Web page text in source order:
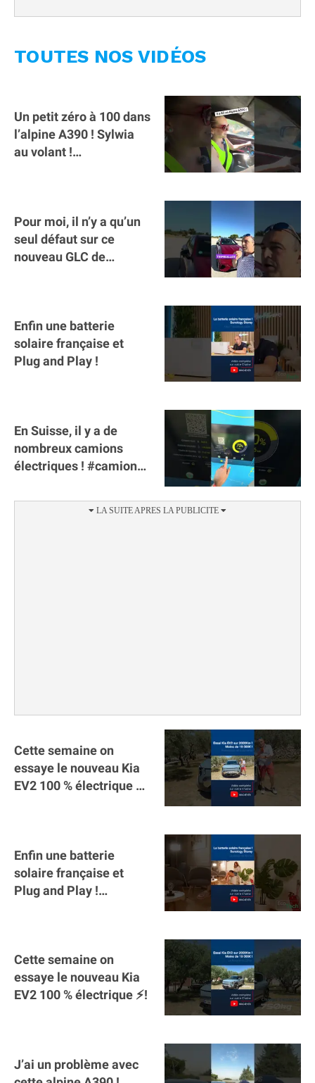
TOUTES NOS VIDÉOS
Un petit zéro à 100 dans
l’alpine A390 ￼! Sylwia
au volant !
Pour moi, il n’y a qu’un
seul défaut sur ce
nouveau GLC de
Enfin une batterie
solaire française et
Plug and Play !
En Suisse, il y a de
nombreux camions
électriques ! #camion
#voitureelectrique
Cette semaine on
essaye le nouveau Kia
EV2 100 % électrique ⚡️!
Enfin une batterie
solaire française et
Plug and Play !
Cette semaine on
essaye le nouveau Kia
EV2 100 % électrique ⚡️!
J’ai un problème avec